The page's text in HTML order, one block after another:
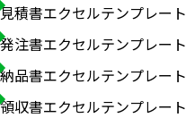
見積書エクセルテンプレート
発注書エクセルテンプレート
納品書エクセルテンプレート
領収書エクセルテンプレート